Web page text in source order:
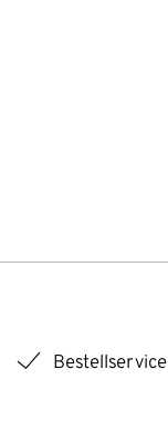
checkmark Bestellservice